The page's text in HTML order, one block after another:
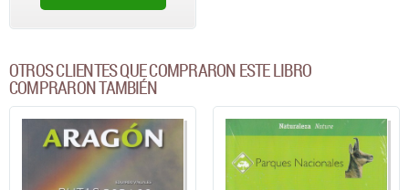
OTROS CLIENTES QUE COMPRARON ESTE LIBRO
COMPRARON TAMBIÉN